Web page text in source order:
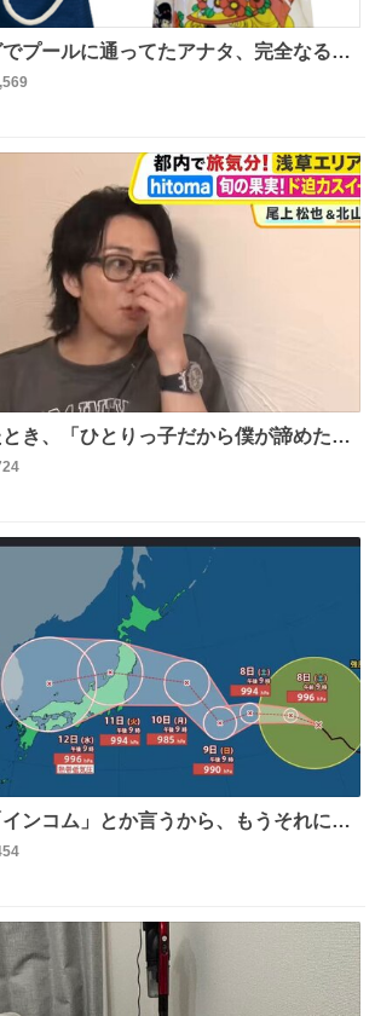
プールに通ってたアナタ、完全なる同
代 #80年代 #昭和レトロ
き、「ひとりっ子だから僕が諦めた瞬
「死ぬとき1人とか嫌」だから結婚願
たものの、結局「（結婚は）向いてね
まるく収めてくれたんだなと思った
ンコム」とか言うから、もうそれにし
った。